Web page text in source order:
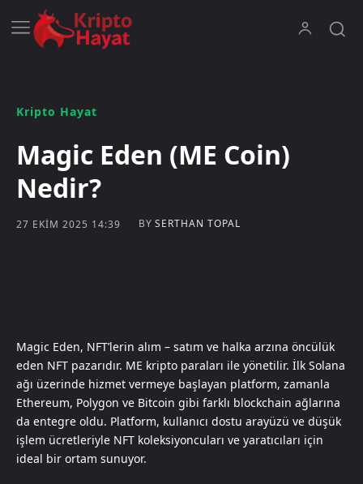
Kripto Hayat
Magic Eden (ME Coin)
Nedir?
27 EKIM 2025 14:39 BY SERTHAN TOPAL
Magic Eden, NFT’lerin alım – satım ve halka arzına öncülük
eden NFT pazarıdır. ME kripto paraları ile yönetilir. İlk Solana
ağı üzerinde hizmet vermeye başlayan platform, zamanla
Ethereum, Polygon ve Bitcoin gibi farklı blockchain ağlarına
da entegre oldu. Platform, kullanıcı dostu arayüzü ve düşük
işlem ücretleriyle NFT koleksiyoncuları ve yaratıcıları için
ideal bir ortam sunuyor.